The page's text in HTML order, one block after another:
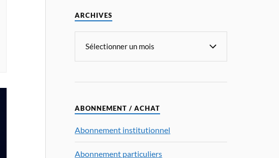
ARCHIVES
ABONNEMENT / ACHAT
Abonnement institutionnel
Abonnement particuliers